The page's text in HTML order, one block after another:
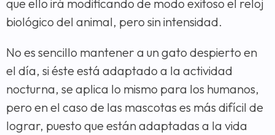
que ello irá modificando de modo exitoso el reloj
biológico del animal, pero sin intensidad.
No es sencillo mantener a un gato despierto en
el día, si éste está adaptado a la actividad
nocturna, se aplica lo mismo para los humanos,
pero en el caso de las mascotas es más difícil de
lograr, puesto que están adaptadas a la vida